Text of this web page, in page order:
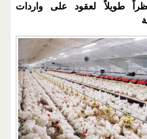
طويلاً لعقود على واردات